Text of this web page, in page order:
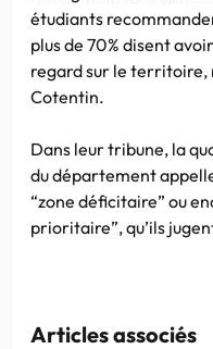
étudiants
plus de 70% disent
regard sur le territoire,
Cotentin.
Dans leur tribune, la
du département
“zone déficitaire” ou
prioritaire”, qu’ils
Articles associés